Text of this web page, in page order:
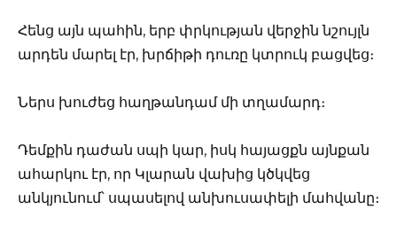
Հենց այն պահին, երբ փրկության վերջին նշույլն
արդեն մարել էր, խրճիթի դուռը կտրուկ բացվեց։
Ներս խուժեց հաղթանդամ մի տղամարդ։
Դեմքին դաժան սպի կար, իսկ հայացքն այնքան
ահարկու էր, որ Կլարան վախից կծկվեց
անկյունում՝ սպասելով անխուսափելի մահվանը։